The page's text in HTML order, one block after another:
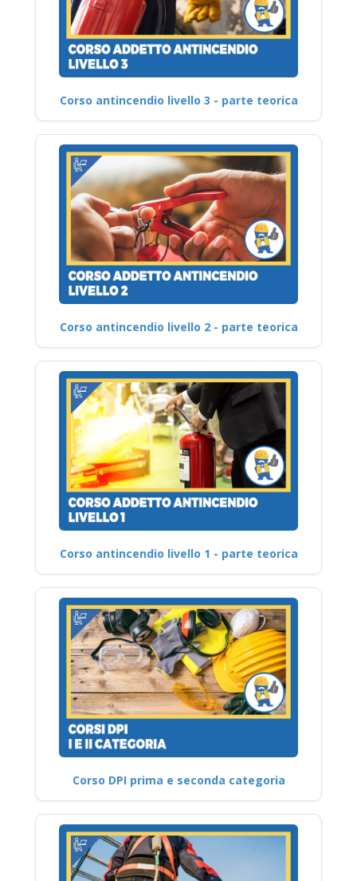
Corso antincendio livello 3 - parte teorica
Corso antincendio livello 2 - parte teorica
Corso antincendio livello 1 - parte teorica
Corso DPI prima e seconda categoria